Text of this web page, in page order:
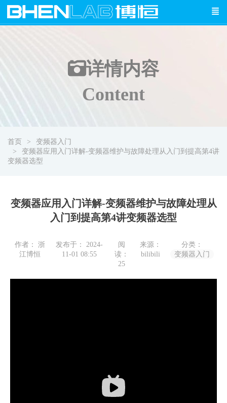
详情内容
Content
首页
变频器入门
变频器应用入门详解-变频器维护与故障处理从入门到提高第4讲
变频器选型
变频器应用入门详解-变频器维护与故障处理从
入门到提高第4讲变频器选型
作者： 浙
江博恒
发布于： 2024-
11-01 08:55
阅
读：
25
来源：
bilibili
分类：
变频器入门